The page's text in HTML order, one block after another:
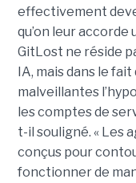
effectivement
qu’on leur accorde
GitLost ne réside
IA, mais dans le fait
malveillantes
les comptes de
t-il souligné. « Les
conçus pour
fonctionner de